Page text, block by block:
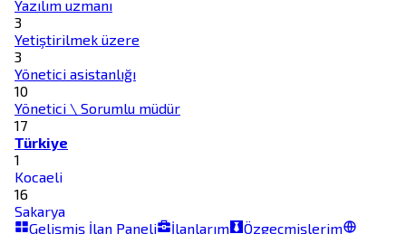
Yazılım uzmanı
3
Yetiştirilmek üzere
3
Yönetici asistanlığı
10
Yönetici \ Sorumlu müdür
17
Türkiye
1
Kocaeli
16
Sakarya
Gelişmiş İlan Paneli
İlanlarım
Özgeçmişlerim